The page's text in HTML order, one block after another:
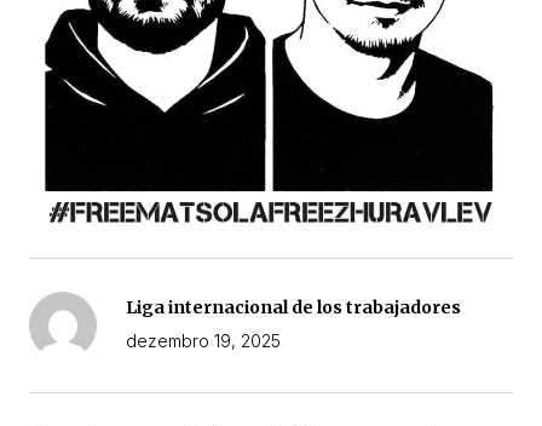
Liga internacional de los trabajadores
dezembro 19, 2025